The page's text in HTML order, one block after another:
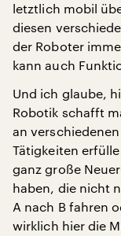
letztlich mobil
diesen
der Roboter
kann auch
Und ich glaube,
Robotik schafft
an
Tätigkeiten
ganz große
haben, die nicht
A nach B fahren
wirklich hier die